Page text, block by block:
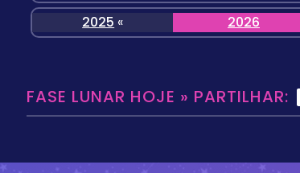
2025 « 2026
FASE LUNAR HOJE » PARTILHAR: